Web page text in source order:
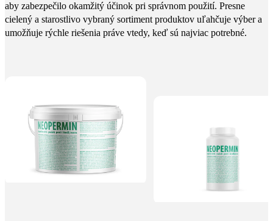
aby zabezpečilo okamžitý účinok pri správnom použití. Presne
cielený a starostlivo vybraný sortiment produktov uľahčuje výber a
umožňuje rýchle riešenia práve vtedy, keď sú najviac potrebné.